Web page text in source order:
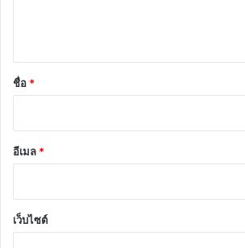
*
ชื่อ *
อีเมล *
เว็บไซต์